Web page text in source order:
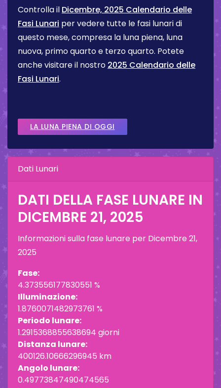
Controlla il Dicembre, 2025 Calendario delle
Fasi Lunari per vedere tutte le fasi lunari di
questo mese, compresa la luna piena, luna
nuova, primo quarto e terzo quarto. Potete
anche visitare il nostro 2025 Calendario delle
Fasi Lunari.
LA LUNA PIENA DI OGGI
Dati Lunari
DATI DELLA FASE LUNARE IN
DICEMBRE 21, 2025
Informazioni sulla fase lunare per Dicembre 21,
2025
Fase:
4.373556177830551 %
Illuminazione:
1.8760071482973761 %
Periodo lunare:
1.2915368855638694 giorni
Distanza lunare:
400126.10666296945 km
Angolo lunare:
0.49773847490474565